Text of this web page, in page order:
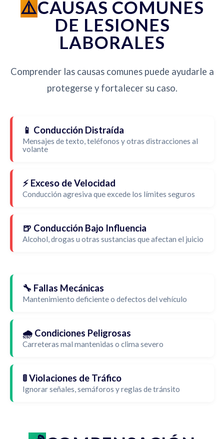
CAUSAS COMUNES
DE LESIONES
LABORALES
Comprender las causas comunes puede ayudarle a
protegerse y fortalecer su caso.
📱 Conducción Distraída
Mensajes de texto, teléfonos y otras distracciones al
volante
⚡ Exceso de Velocidad
Conducción agresiva que excede los límites seguros
🍺 Conducción Bajo Influencia
Alcohol, drogas u otras sustancias que afectan el juicio
🔧 Fallas Mecánicas
Mantenimiento deficiente o defectos del vehículo
🌧️ Condiciones Peligrosas
Carreteras mal mantenidas o clima severo
🚦 Violaciones de Tráfico
Ignorar señales, semáforos y reglas de tránsito